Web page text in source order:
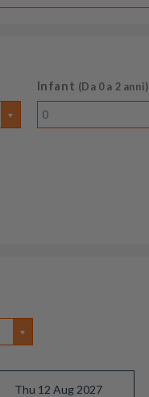
Infant (Da 0 a 2 anni)
0
Thu 12 Aug 2027